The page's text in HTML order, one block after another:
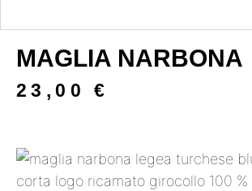
MAGLIA NARBONA
23,00€